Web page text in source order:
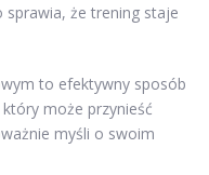
że trening staje
to efektywny sposób
może przynieść
myśli o swoim